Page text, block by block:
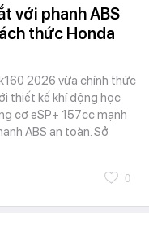
với phanh ABS
thức Honda
2026 vừa chính thức
thiết kế khí động học
cơ eSP+ 157cc mạnh
ABS an toàn. Sở
0